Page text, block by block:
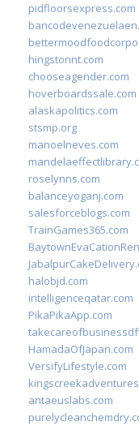
pidfloorsexpress.com
hingstonnt.com
chooseagender.com
hoverboardssale.com
alaskapolitics.com
stsmp.org
manoelneves.com
roselynns.com
balanceyoganj.com
salesforceblogs.com
TrainGames365.com
halobjd.com
intelligenceqatar.com
PikaPikaApp.com
HamadaOfJapan.com
VersifyLifestyle.com
antaeuslabs.com